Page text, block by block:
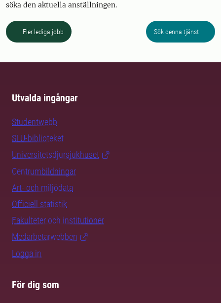
söka den aktuella anställningen.
Fler lediga jobb Sök denna tjänst
Utvalda ingångar
Studentwebb
SLU-biblioteket
Universitetsdjursjukhuset
Centrumbildningar
Art- och miljödata
Officiell statistik
Fakulteter och institutioner
Medarbetarwebben
Logga in
För dig som